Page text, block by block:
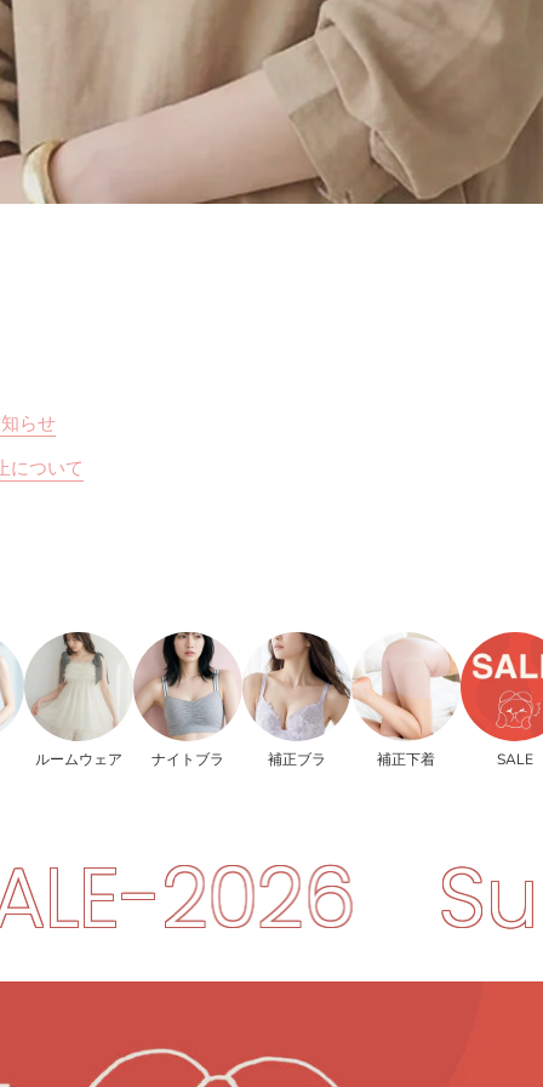
らせ
について
ルームウェア ナイトブラ 補正ブラ 補正下着 SALE
Summer-